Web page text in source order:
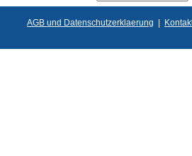
AGB und Datenschutzerklaerung |